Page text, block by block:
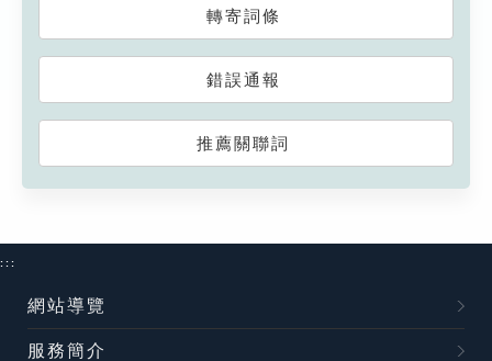
轉寄詞條
錯誤通報
推薦關聯詞
:::
網站導覽
服務簡介